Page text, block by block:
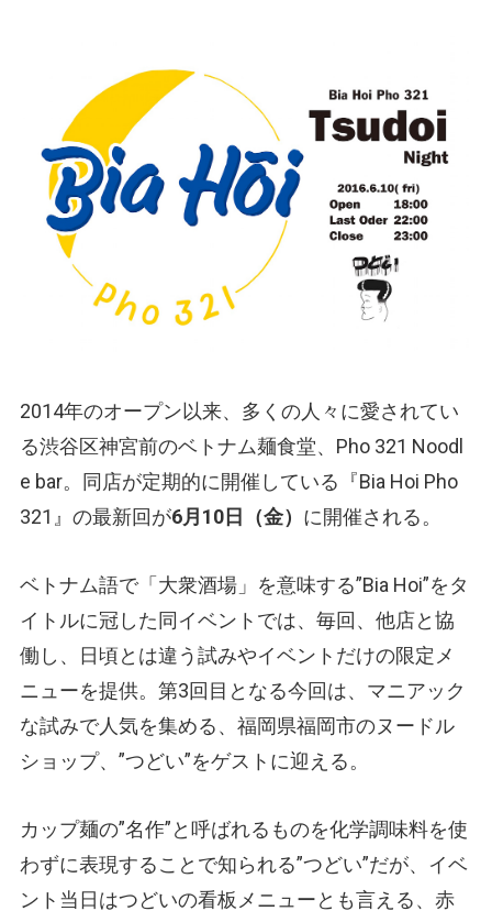
2014年のオープン以来、多くの人々に愛されてい
る渋谷区神宮前のベトナム麺食堂、Pho 321 Noodl
e bar。同店が定期的に開催している『Bia Hoi Pho
321』の最新回が6月10日（金） に開催される。
ベトナム語で「大衆酒場」を意味する”Bia Hoi”をタ
イトルに冠した同イベントでは、毎回、他店と協
働し、日頃とは違う試みやイベントだけの限定メ
ニューを提供。第3回目となる今回は、マニアック
な試みで人気を集める、福岡県福岡市のヌードル
ショップ、”つどい”をゲストに迎える。
カップ麺の”名作”と呼ばれるものを化学調味料を使
わずに表現することで知られる”つどい”だが、イベ
ント当日はつどいの看板メニューとも言える、赤